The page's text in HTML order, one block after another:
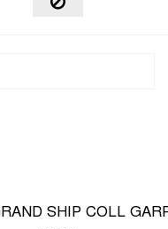
SHIP COLL